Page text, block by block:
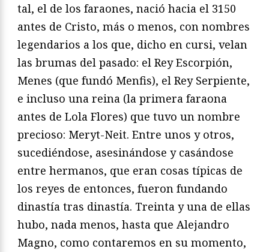
tal, el de los faraones, nació hacia el 3150
antes de Cristo, más o menos, con nombres
legendarios a los que, dicho en cursi, velan
las brumas del pasado: el Rey Escorpión,
Menes (que fundó Menfis), el Rey Serpiente,
e incluso una reina (la primera faraona
antes de Lola Flores) que tuvo un nombre
precioso: Meryt-Neit. Entre unos y otros,
sucediéndose, asesinándose y casándose
entre hermanos, que eran cosas típicas de
los reyes de entonces, fueron fundando
dinastía tras dinastía. Treinta y una de ellas
hubo, nada menos, hasta que Alejandro
Magno, como contaremos en su momento,